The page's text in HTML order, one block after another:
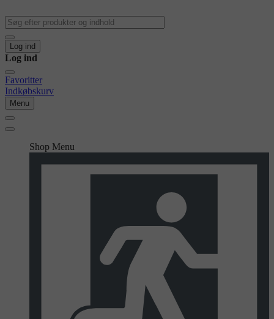
Log ind
Log ind
Favoritter
Indkøbskurv
Menu
Shop Menu